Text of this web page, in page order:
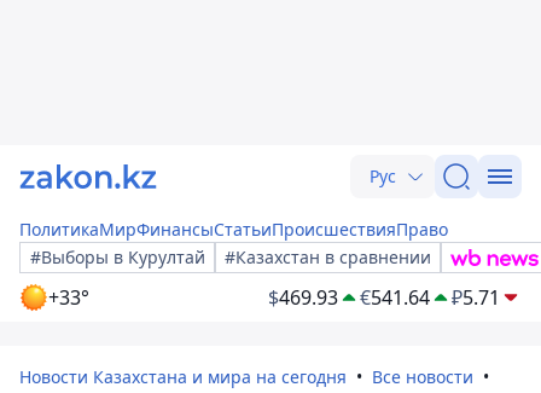
Рус
ПолитикаМирФинансыСтатьиПроисшествияПраво
#Выборы в Курултай
#Казахстан в сравнении
+33° $469.93 €541.64 ₽5.71
Новости Казахстана и мира на сегодня
Все новости